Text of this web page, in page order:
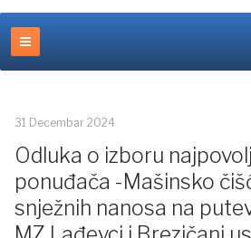
31 Decembar 2024
Odluka o izboru
ponuđača -Mašinsko
snježnih nanosa na